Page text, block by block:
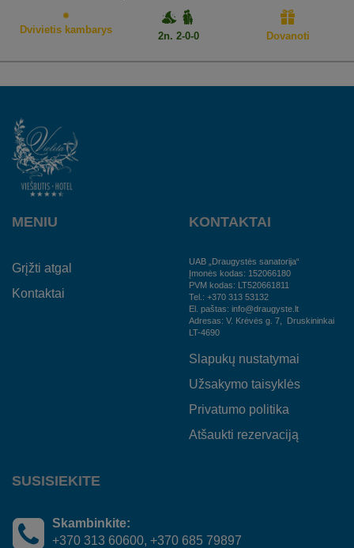
Dovanoti
Dvivietis kambarys
2n. 2-0-0
MENIU
Grįžti atgal
Kontaktai
KONTAKTAI
UAB „Draugystės sanatorija“
Įmonės kodas: 152066180
PVM kodas: LT520661811
Tel.: +370 313 53132
El. paštas: info@draugyste.lt
Adresas: V. Krėvės g. 7, Druskininkai
LT-4690
Slapukų nustatymai
Užsakymo taisyklės
Privatumo politika
Atšaukti rezervaciją
SUSISIEKITE
Skambinkite:
+370 313 60600, +370 685 79897